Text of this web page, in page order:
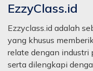
EzzyClass.id
Ezzyclass.id adalah
yang khusus
relate dengan
serta dilengkapi